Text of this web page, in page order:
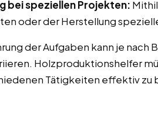
bei speziellen Projekten:
oder der Herstellung
der Aufgaben kann je nach
Holzproduktionshelfer
Tätigkeiten effektiv zu